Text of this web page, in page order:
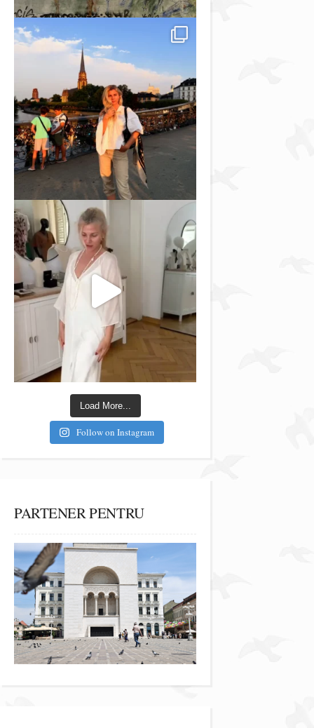
Load More...
Follow on Instagram
PARTENER PENTRU